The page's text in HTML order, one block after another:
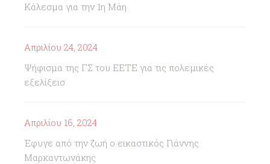
Κάλεσμα για την 1η Μάη
Απριλίου 24, 2024
Ψήφισμα της ΓΣ του ΕΕΤΕ για τις πολεμικές
εξελίξεισ
Απριλίου 16, 2024
Έφυγε από την ζωή ο εικαστικός Γιάννης
Μαρκαντωνάκης